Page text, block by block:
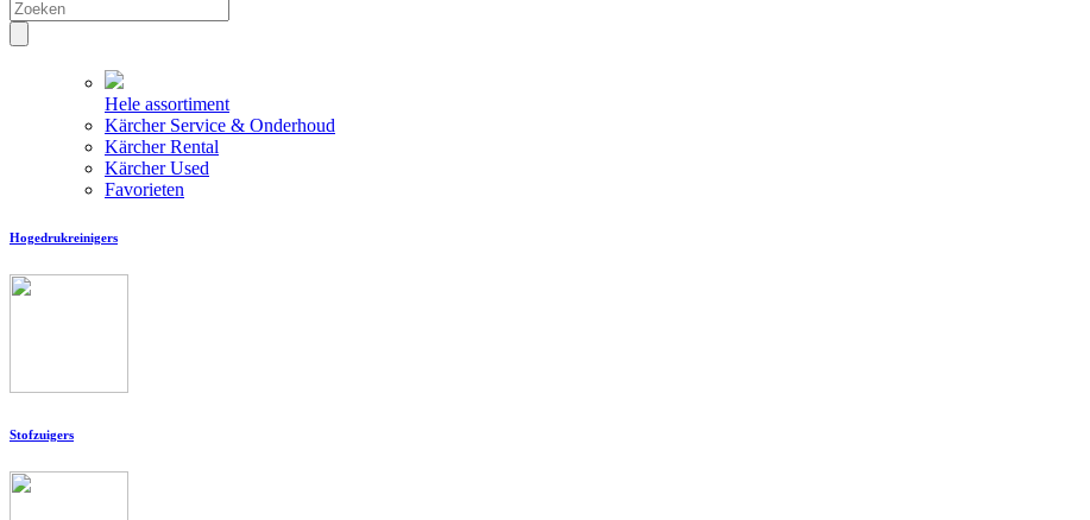
Hele assortiment
Kärcher Service & Onderhoud
Kärcher Rental
Kärcher Used
Favorieten
Hogedrukreinigers
Stofzuigers